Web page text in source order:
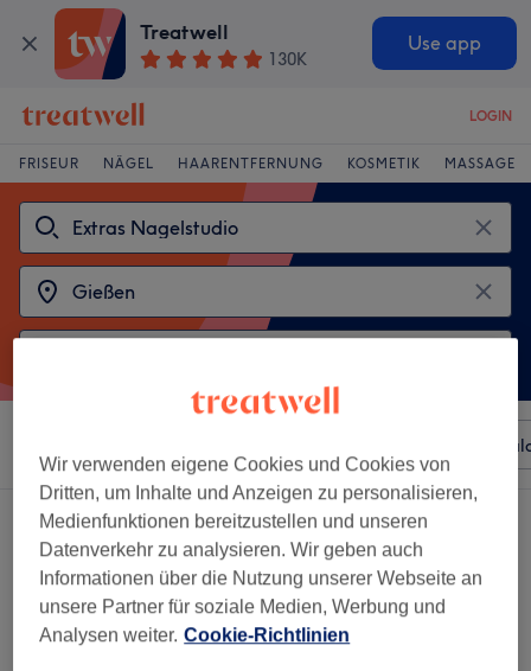
Treatwell
130K
Use app
LOGIN
FRISEUR NÄGEL HAARENTFERNUNG KOSMETIK MASSAGE
2 Salons die anbieten:extras nagelstudio in der Nähe von Gießen
Wir verwenden eigene Cookies und Cookies von
Dritten, um Inhalte und Anzeigen zu personalisieren,
Medienfunktionen bereitzustellen und unseren
Datenverkehr zu analysieren. Wir geben auch
Informationen über die Nutzung unserer Webseite an
unsere Partner für soziale Medien, Werbung und
Analysen weiter. Cookie-Richtlinien